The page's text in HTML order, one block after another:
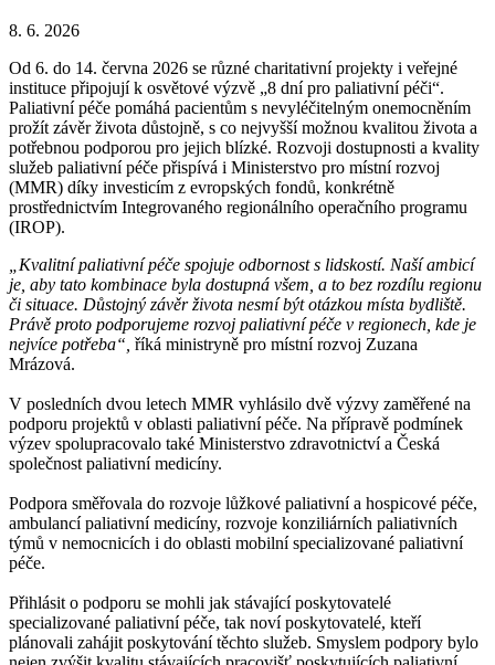
8. 6. 2026
Od 6. do 14. června 2026 se různé charitativní projekty i veřejné
instituce připojují k osvětové výzvě „8 dní pro paliativní péči“.
Paliativní péče pomáhá pacientům s nevyléčitelným onemocněním
prožít závěr života důstojně, s co nejvyšší možnou kvalitou života a
potřebnou podporou pro jejich blízké. Rozvoji dostupnosti a kvality
služeb paliativní péče přispívá i Ministerstvo pro místní rozvoj
(MMR) díky investicím z evropských fondů, konkrétně
prostřednictvím Integrovaného regionálního operačního programu
(IROP).
„Kvalitní paliativní péče spojuje odbornost s lidskostí. Naší ambicí
je, aby tato kombinace byla dostupná všem, a to bez rozdílu regionu
či situace. Důstojný závěr života nesmí být otázkou místa bydliště.
Právě proto podporujeme rozvoj paliativní péče v regionech, kde je
nejvíce potřeba“, říká ministryně pro místní rozvoj Zuzana
Mrázová.
V posledních dvou letech MMR vyhlásilo dvě výzvy zaměřené na
podporu projektů v oblasti paliativní péče. Na přípravě podmínek
výzev spolupracovalo také Ministerstvo zdravotnictví a Česká
společnost paliativní medicíny.
Podpora směřovala do rozvoje lůžkové paliativní a hospicové péče,
ambulancí paliativní medicíny, rozvoje konziliárních paliativních
týmů v nemocnicích i do oblasti mobilní specializované paliativní
péče.
Přihlásit o podporu se mohli jak stávající poskytovatelé
specializované paliativní péče, tak noví poskytovatelé, kteří
plánovali zahájit poskytování těchto služeb. Smyslem podpory bylo